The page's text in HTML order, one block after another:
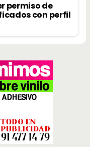
permiso de
con perfil